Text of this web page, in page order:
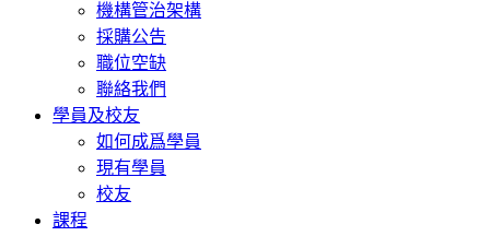
機構管治架構
採購公告
職位空缺
聯絡我們
學員及校友
如何成爲學員
現有學員
校友
課程